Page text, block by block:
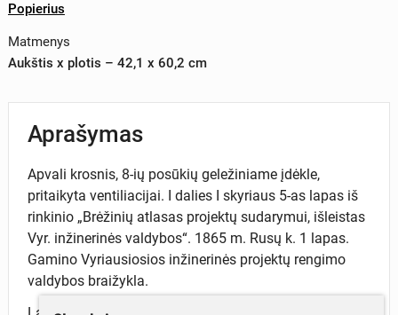
Popierius
Matmenys
Aukštis x plotis – 42,1 x 60,2 cm
Aprašymas
Apvali krosnis, 8-ių posūkių geležiniame įdėkle,
pritaikyta ventiliacijai. I dalies I skyriaus 5-as lapas iš
rinkinio „Brėžinių atlasas projektų sudarymui, išleistas
Vyr. inžinerinės valdybos“. 1865 m. Rusų k. 1 lapas.
Gamino Vyriausiosios inžinerinės projektų rengimo
valdybos braižykla.